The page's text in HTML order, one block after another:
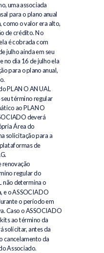
uma associada
para o plano anual
como o valor era alto,
de crédito. No
é cobrada com
julho ainda em seu
no dia 16 de julho ela
para o plano anual,
PLANO ANUAL
término regular
ao PLANO
deverá
Área do
solicitação para a
de
regular do
determina o
e o ASSOCIADO
o período em
Caso o ASSOCIADO
ao término da
solicitar, antes da
cancelamento da
Associado.